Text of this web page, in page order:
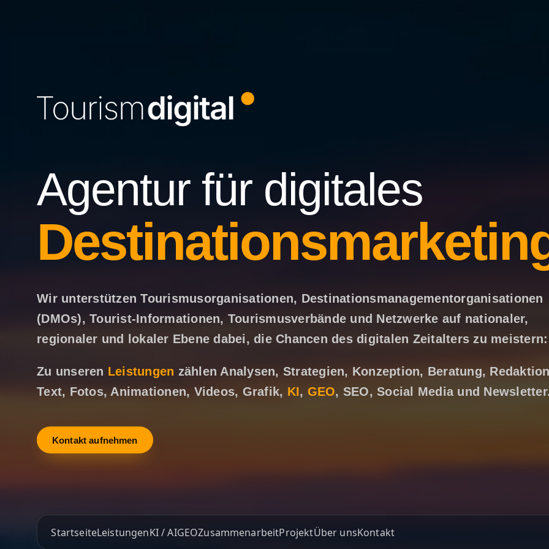
Agentur für digitales
Wir unterstützen Tourismus­organisationen, Destinations­management­organisationen
(DMOs), Tourist-Informationen, Tourismus­verbände und Netzwerke auf nationaler,
regionaler und lokaler Ebene dabei, die Chancen des digitalen Zeitalters zu meistern:
Zu unseren Leistungen zählen Analysen, Strategien, Konzep­tion, Beratung,
Text, Fotos, Animationen, Videos, Grafik, KI, GEO, SEO, Social Media und
Kontakt aufnehmen
StartseiteLeistungenKI / AIGEOZusammenarbeitProjektÜber unsKontakt